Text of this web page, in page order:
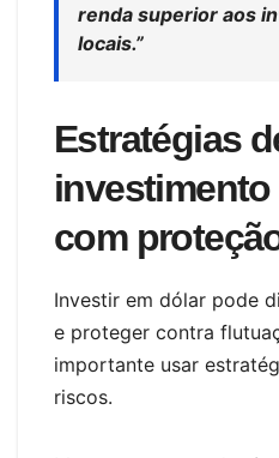
renda superior aos
locais.”
Estratégias
investimento
com
Investir em dólar pode
e proteger contra
importante usar
riscos.